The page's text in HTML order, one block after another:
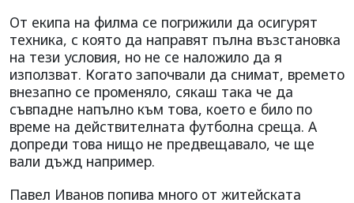
От екипа на филма се погрижили да осигурят
техника, с която да направят пълна възстановка
на тези условия, но не се наложило да я
използват. Когато започвали да снимат, времето
внезапно се променяло, сякаш така че да
съвпадне напълно към това, което е било по
време на действителната футболна среща. А
допреди това нищо не предвещавало, че ще
вали дъжд например.
Павел Иванов попива много от житейската